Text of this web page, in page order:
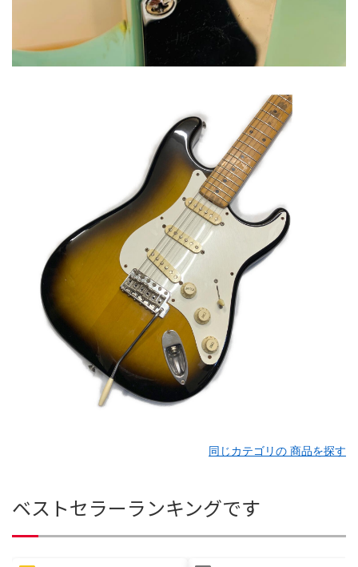
同じカテゴリの 商品を探す
ベストセラーランキングです